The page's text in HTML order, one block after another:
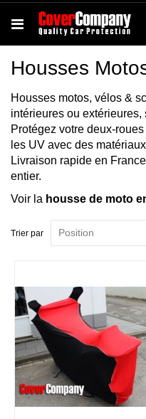
Housses
Housses motos, vélos &
intérieures ou extérieures,
Protégez votre deux-
les UV avec des
Livraison rapide en
entier.
Voir la housse de moto
Trier par